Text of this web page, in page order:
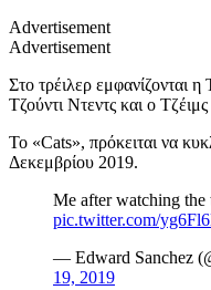
Advertisement
Advertisement
Στο τρέιλερ εμφανίζονται
Τζούντι Ντεντς και ο
To «Cats», πρόκειται να
Δεκεμβρίου 2019.
Me after watching the
pic.twitter.com/
— Edward Sanchez
19, 2019